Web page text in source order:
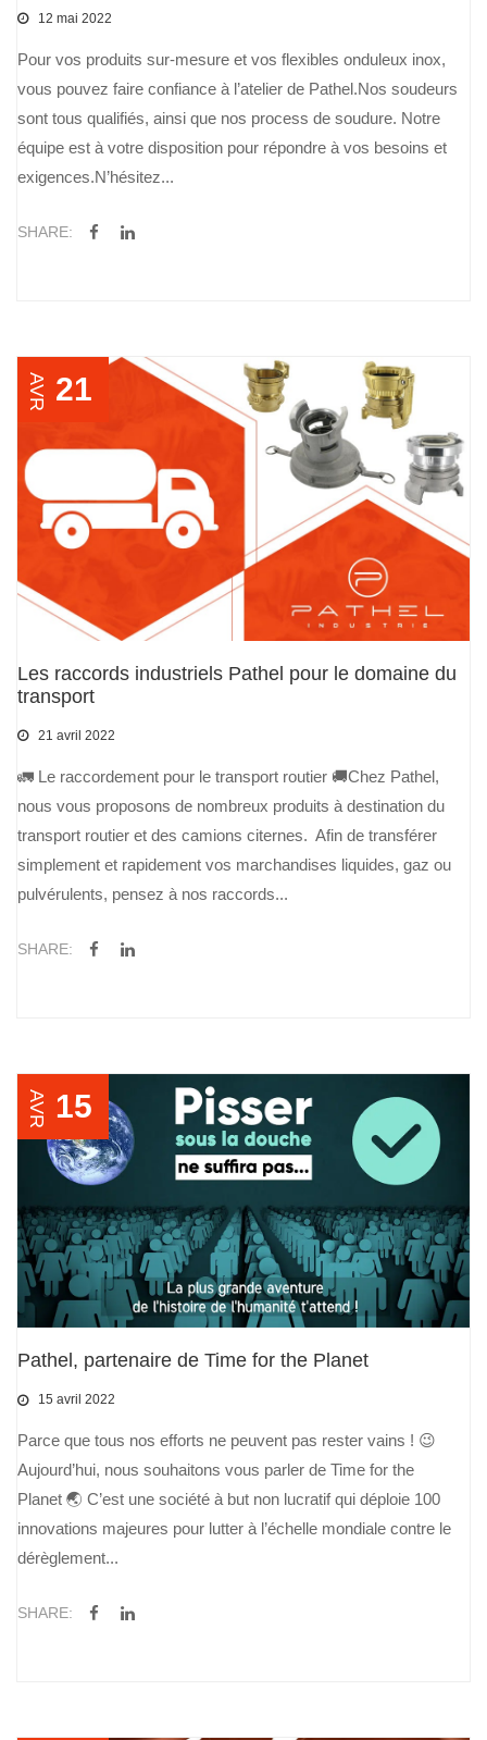
12 mai 2022
Pour vos produits sur-mesure et vos flexibles onduleux inox,
vous pouvez faire confiance à l’atelier de Pathel.Nos soudeurs
sont tous qualifiés, ainsi que nos process de soudure. Notre
équipe est à votre disposition pour répondre à vos besoins et
exigences.N’hésitez...
SHARE:
21
AVR
Les raccords industriels Pathel pour le domaine du
transport
21 avril 2022
🚛 Le raccordement pour le transport routier 🚚Chez Pathel,
nous vous proposons de nombreux produits à destination du
transport routier et des camions citernes. Afin de transférer
simplement et rapidement vos marchandises liquides, gaz ou
pulvérulents, pensez à nos raccords...
SHARE:
15
AVR
Pathel, partenaire de Time for the Planet
15 avril 2022
Parce que tous nos efforts ne peuvent pas rester vains ! 😉
Aujourd’hui, nous souhaitons vous parler de Time for the
Planet 🌏 C’est une société à but non lucratif qui déploie 100
innovations majeures pour lutter à l’échelle mondiale contre le
dérèglement...
SHARE: